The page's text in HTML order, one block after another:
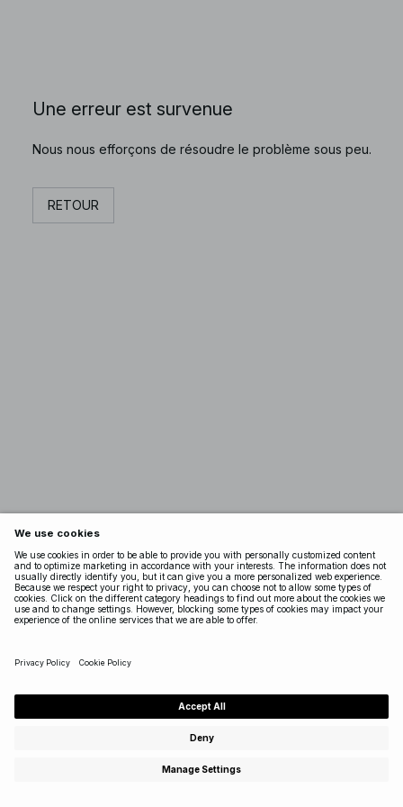
Une erreur est survenue
Nous nous efforçons de résoudre le problème sous peu.
RETOUR